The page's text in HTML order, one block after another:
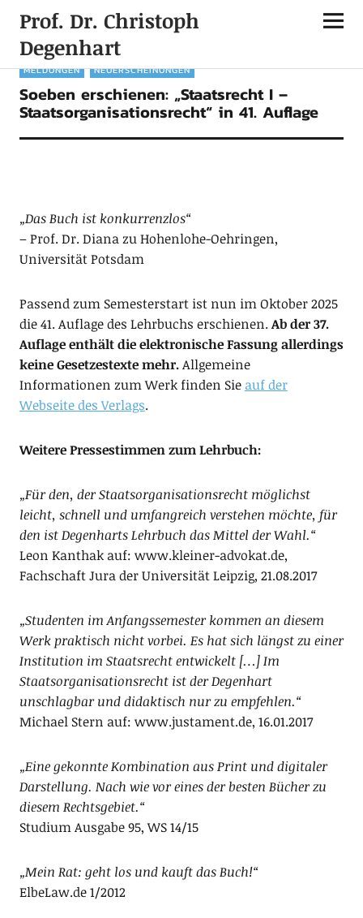
Prof. Dr. Christoph
Degenhart
MELDUNGEN NEUERSCHEINUNGEN
Soeben erschienen: „Staatsrecht I –
Staatsorganisationsrecht“ in 41. Auflage
„Das Buch ist konkurrenzlos“
– Prof. Dr. Diana zu Hohenlohe-Oehringen,
Universität Potsdam
Passend zum Semesterstart ist nun im Oktober 2025
die 41. Auflage des Lehrbuchs erschienen.Ab der 37.
Auflage enthält die elektronische Fassung allerdings
keine Gesetzestexte mehr.Allgemeine
Informationen zum Werk finden Sie auf der
Webseite des Verlags.
Weitere Pressestimmen zum Lehrbuch:
„Für den, der Staatsorganisationsrecht möglichst
leicht, schnell und umfangreich verstehen möchte, für
den ist Degenharts Lehrbuch das Mittel der Wahl.“
Leon Kanthak auf: www.kleiner-advokat.de,
Fachschaft Jura der Universität Leipzig, 21.08.2017
„Studenten im Anfangssemester kommen an diesem
Werk praktisch nicht vorbei. Es hat sich längst zu einer
Institution im Staatsrecht entwickelt […] Im
Staatsorganisationsrecht ist der Degenhart
unschlagbar und didaktisch nur zu empfehlen.“
Michael Stern auf: www.justament.de, 16.01.2017
„Eine gekonnte Kombination aus Print und digitaler
Darstellung. Nach wie vor eines der besten Bücher zu
diesem Rechtsgebiet.“
Studium Ausgabe 95, WS 14/15
„Mein Rat: geht los und kauft das Buch!“
ElbeLaw.de 1/2012